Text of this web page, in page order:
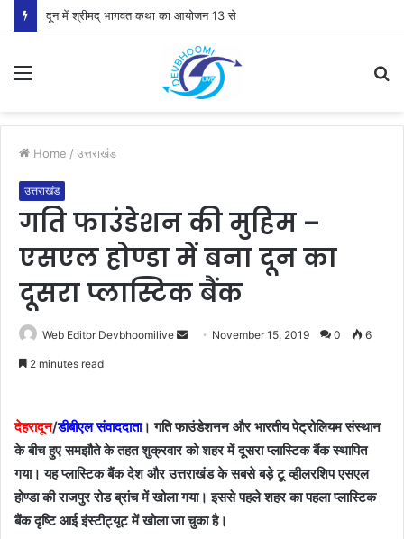
दून में श्रीमद् भागवत कथा का आयोजन 13 से
Menu
Home / उत्तराखंड
उत्तराखंड
गति फाउंडेशन की मुहिम –
एसएल होण्डा में बना दून का
दूसरा प्लास्टिक बैंक
Web Editor Devbhoomilive
Send November 15, 2019 0 6
2 minutes read
देहरादून/डीबीएल संवाददाता। गति फाउंडेशनन और भारतीय पेट्रोलियम संस्थान
के बीच हुए समझौते के तहत शुक्रवार को शहर में दूसरा प्लास्टिक बैंक स्थापित
गया। यह प्लास्टिक बैंक देश और उत्तराखंड के सबसे बड़े टू व्हीलरशिप एसएल
होण्डा की राजपुर रोड ब्रांच में खोला गया। इससे पहले शहर का पहला प्लास्टिक
बैंक दृष्टि आई इंस्टीट्यूट में खोला जा चुका है।